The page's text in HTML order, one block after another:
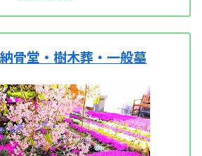
骨堂・樹木葬・一般墓